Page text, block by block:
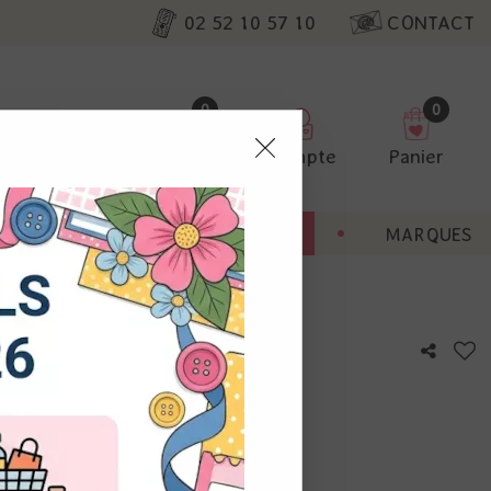
02 52 10 57 10 CONTACT
0
Compte
0
Panier
BONNES AFFAIRES MARQUES
de Noël
avis !
nos
non
Vous
à droite